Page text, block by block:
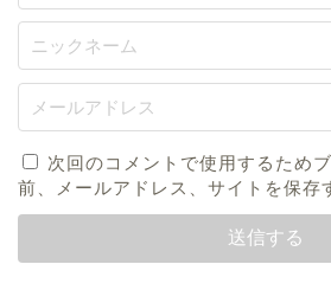
次回のコメントで使用するため
前、メールアドレス、サイトを保存